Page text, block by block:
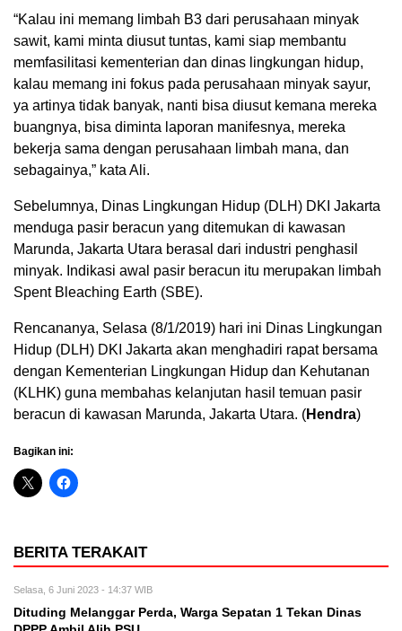
“Kalau ini memang limbah B3 dari perusahaan minyak
sawit, kami minta diusut tuntas, kami siap membantu
memfasilitasi kementerian dan dinas lingkungan hidup,
kalau memang ini fokus pada perusahaan minyak sayur,
ya artinya tidak banyak, nanti bisa diusut kemana mereka
buangnya, bisa diminta laporan manifesnya, mereka
bekerja sama dengan perusahaan limbah mana, dan
sebagainya,” kata Ali.
Sebelumnya, Dinas Lingkungan Hidup (DLH) DKI Jakarta
menduga pasir beracun yang ditemukan di kawasan
Marunda, Jakarta Utara berasal dari industri penghasil
minyak. Indikasi awal pasir beracun itu merupakan limbah
Spent Bleaching Earth (SBE).
Rencananya, Selasa (8/1/2019) hari ini Dinas Lingkungan
Hidup (DLH) DKI Jakarta akan menghadiri rapat bersama
dengan Kementerian Lingkungan Hidup dan Kehutanan
(KLHK) guna membahas kelanjutan hasil temuan pasir
beracun di kawasan Marunda, Jakarta Utara. (Hendra)
Bagikan ini:
BERITA TERAKAIT
Selasa, 6 Juni 2023 - 14:37 WIB
Dituding Melanggar Perda, Warga Sepatan 1 Tekan Dinas